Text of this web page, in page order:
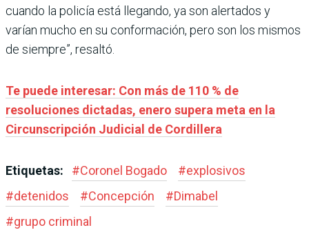
cuando la policía está llegando, ya son alertados y
varían mucho en su conformación, pero son los mismos
de siempre”, resaltó.
Te puede interesar: Con más de 110 % de
resoluciones dictadas, enero supera meta en la
Circunscripción Judicial de Cordillera
Etiquetas: #Coronel Bogado #explosivos
#detenidos #Concepción #Dimabel
#grupo criminal